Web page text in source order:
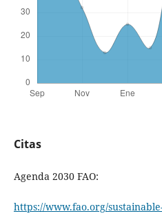
Citas
Agenda 2030 FAO:
https://www.fao.org/